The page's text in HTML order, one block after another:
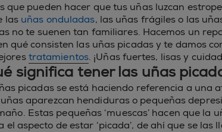
que pueden hacer que tus uñas luzcan
las uñas onduladas, las uñas frágiles o las
no te suenen tan familiares. Hacemos un
qué consisten las uñas picadas y te damos
tratamientos. ¡Uñas fuertes, lisas y
significa tener las uñas
picadas se está haciendo referencia a una
aparezcan hendiduras o pequeñas
Estas pequeñas ‘muescas’ hacen que la
el aspecto de estar ‘picada’, de ahí que se las